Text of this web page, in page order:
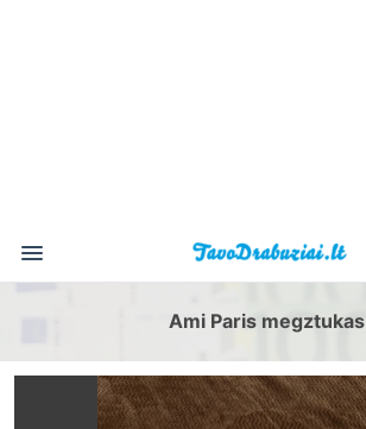
Ami Paris megztukas